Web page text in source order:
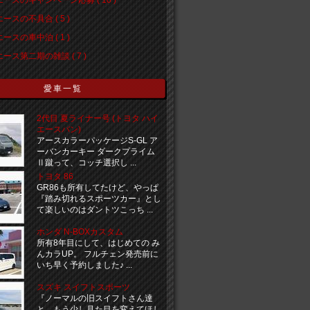
ースの不具合 ( 5 )
ースの車中泊 ( 1 )
ース第二期の雑談 ( 7 )
愛車一覧
2代目 夏ライナー号 (トヨタ ハイ
エースバン)
アースカラーパッケージS-GL ア
ーバンカーキー ダークプライム
Ⅱ蹴って、コッチ選択し ...
トヨタ 86
GR86も所有してたけど、やっぱ
『踏み切れるスポーツカー』とし
て楽しいのはダントツこっち ...
ホンダ N-BOXカスタム
所有8年目にして、はじめての み
んカラUP。 フルチェン発売前に
いち早く予約しました♪ ...
スズキ スイフトスポーツ
『ノーマルの旧スイフトさん達